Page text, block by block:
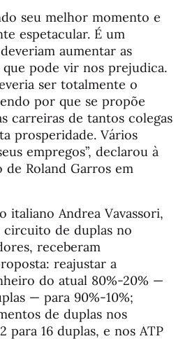
seu melhor momento e
espetacular. É um
aumentar as
que pode vir nos prejudica.
ser totalmente o
por que se propõe
carreiras de tantos colegas
prosperidade. Vários
empregos”, declarou à
de Roland Garros em
italiano Andrea Vavassori,
circuito de duplas no
receberam
reajustar a
do atual 80%-20% —
— para 90%-10%;
de duplas nos
para 16 duplas, e nos ATP